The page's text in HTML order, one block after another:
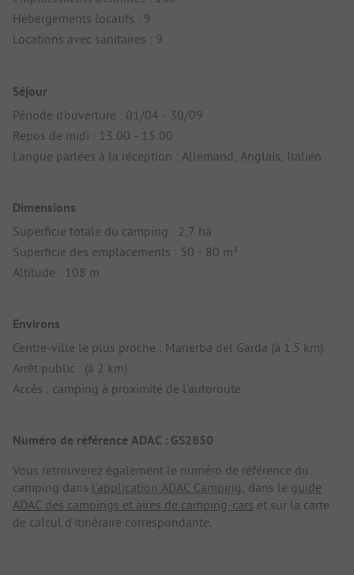
Hébergements locatifs : 9
Locations avec sanitaires : 9
Séjour
Période d'ouverture : 01/04 - 30/09
Repos de midi : 13:00 - 15:00
Langue parlées à la réception : Allemand, Anglais, Italien
Dimensions
Superficie totale du camping : 2,7 ha
Superficie des emplacements : 50 - 80 m²
Altitude : 108 m
Environs
Centre-ville le plus proche : Manerba del Garda (à 1.5 km)
Arrêt public : (à 2 km)
Accès : camping à proximité de l'autoroute
Numéro de référence ADAC : GS2850
Vous retrouverez également le numéro de référence du
camping dans l'application ADAC Camping, dans le guide
ADAC des campings et aires de camping-cars et sur la carte
de calcul d'itinéraire correspondante.